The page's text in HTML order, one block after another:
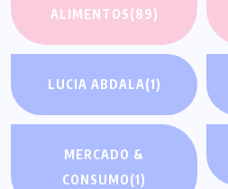
ALIMENTOS(89)
LUCIA ABDALA(1)
MERCADO &
CONSUMO(1)